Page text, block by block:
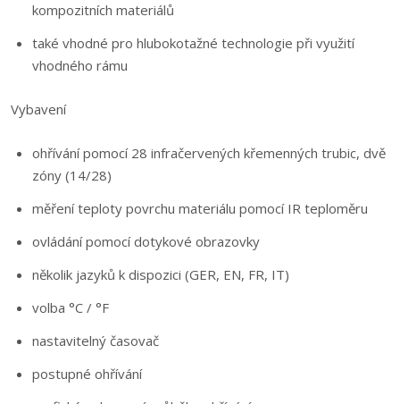
kompozitních materiálů
také vhodné pro hlubokotažné technologie při využití
vhodného rámu
Vybavení
ohřívání pomocí 28 infračervených křemenných trubic, dvě
zóny (14/28)
měření teploty povrchu materiálu pomocí IR teploměru
ovládání pomocí dotykové obrazovky
několik jazyků k dispozici (GER, EN, FR, IT)
volba °C / °F
nastavitelný časovač
postupné ohřívání